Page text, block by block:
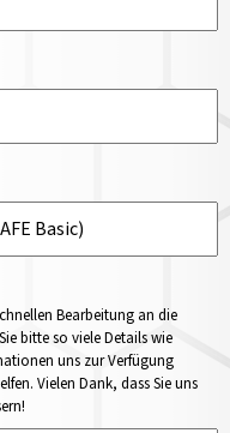
Bearbeitung an die
bitte so viele Details wie
uns zur Verfügung
Vielen Dank, dass Sie uns